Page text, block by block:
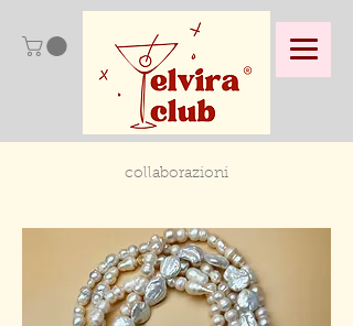
collaborazioni